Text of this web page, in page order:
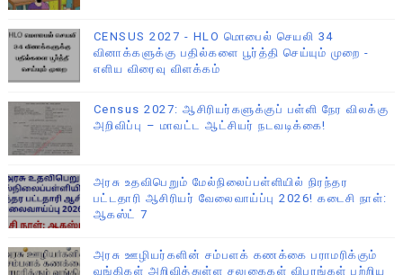
CENSUS 2027 - HLO மொபைல் செயலி 34
வினாக்களுக்கு பதில்களை பூர்த்தி செய்யும் முறை -
எளிய விரைவு விளக்கம்
Census 2027: ஆசிரியர்களுக்குப் பள்ளி நேர விலக்கு
அறிவிப்பு – மாவட்ட ஆட்சியர் நடவடிக்கை!
அரசு உதவிபெறும் மேல்நிலைப்பள்ளியில் நிரந்தர
பட்டதாரி ஆசிரியர் வேலைவாய்ப்பு 2026! கடைசி நாள்:
ஆகஸ்ட் 7
அரசு ஊழியர்களின் சம்பளக் கணக்கை பராமரிக்கும்
வங்கிகள் அறிவித்துள்ள சலுகைகள் விபரங்கள் பற்றிய